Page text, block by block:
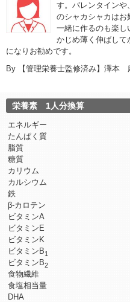
す。バレンタインや
のシャカシャカはお
一緒に作るのも楽し
かじめ薄く伸ばして
になりお勧めです。
By
【管理栄養士監修済み】澤本
栄養素 1人分換算
エネルギー
たんぱく質
脂質
糖質
カリウム
カルシウム
鉄
β-カロテン
ビタミンA
ビタミンE
ビタミンK
ビタミンB1
ビタミンB2
食物繊維
食塩相当量
DHA